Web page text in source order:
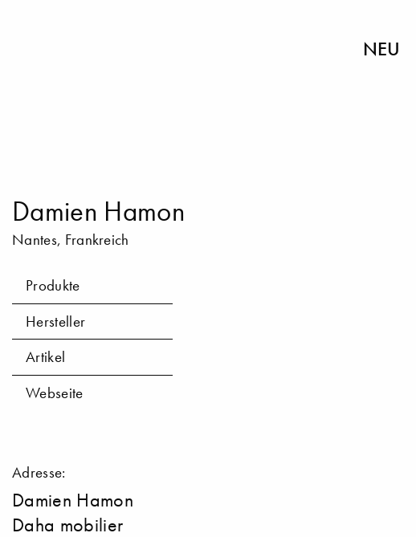
NEU
Damien Hamon
Nantes, Frankreich
Produkte
Hersteller
Artikel
Webseite
Adresse:
Damien Hamon
Daha mobilier